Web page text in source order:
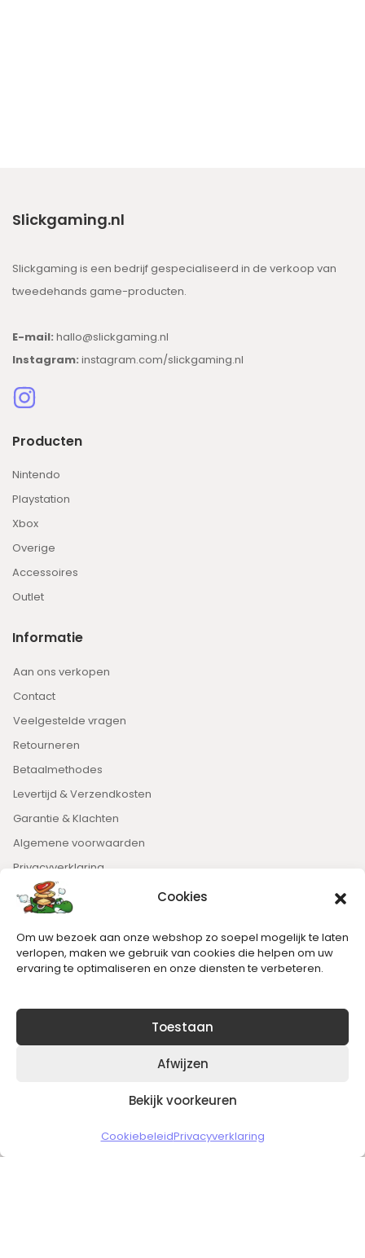
Cookies
Om uw bezoek aan onze webshop zo soepel mogelijk te laten
verlopen, maken we gebruik van cookies die helpen om uw
ervaring te optimaliseren en onze diensten te verbeteren.
Toestaan
Afwijzen
Bekijk voorkeuren
CookiebeleidPrivacyverklaring
Slickgaming.nl
Slickgaming is een bedrijf gespecialiseerd in de verkoop van
tweedehands game-producten.
E-mail: hallo@slickgaming.nl
Instagram: instagram.com/slickgaming.nl
Producten
Nintendo
Playstation
Xbox
Overige
Accessoires
Outlet
Informatie
Aan ons verkopen
Contact
Veelgestelde vragen
Retourneren
Betaalmethodes
Levertijd & Verzendkosten
Garantie & Klachten
Algemene voorwaarden
Privacyverklaring
Nieuwsbrief
Blijft op de hoogte van het laatste nieuws.